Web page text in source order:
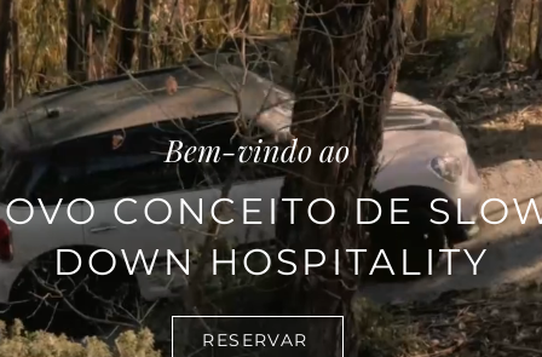
Bem-vindo ao
CONCEITO DE
DOWN HOSPITALITY
RESERVAR